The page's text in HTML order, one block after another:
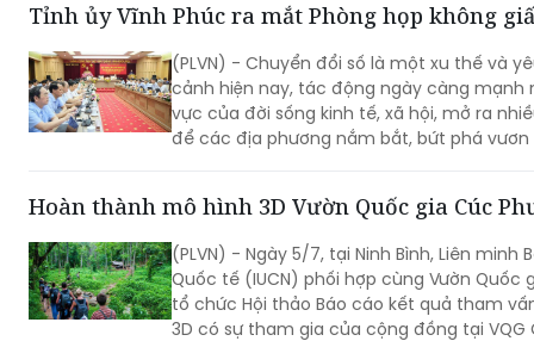
Tỉnh ủy Vĩnh Phúc ra mắt Phòng họp không
(PLVN) - Chuyển đổi số là một xu thế và
cảnh hiện nay, tác động ngày càng
vực của đời sống kinh tế, xã hội, mở ra
để các địa phương nắm bắt, bứt phá vươn
Hoàn thành mô hình 3D Vườn Quốc gia Cúc
(PLVN) - Ngày 5/7, tại Ninh Bình, Liên minh
Quốc tế (IUCN) phối hợp cùng Vườn Quốc
tổ chức Hội thảo Báo cáo kết quả tham
3D có sự tham gia của cộng đồng tại VQG